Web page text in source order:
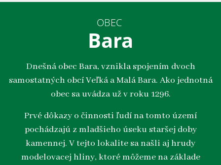
OBEC
Bara
Dnešná obec Bara, vznikla spojením dvoch
samostatných obcí Veľká a Malá Bara. Ako jednotná
obec sa uvádza už v roku 1296.
Prvé dôkazy o činnosti ľudí na tomto území
pochádzajú z mladšieho úseku staršej doby
kamennej. V tejto lokalite sa našli aj hrudy
modelovacej hliny, ktoré môžeme na základe